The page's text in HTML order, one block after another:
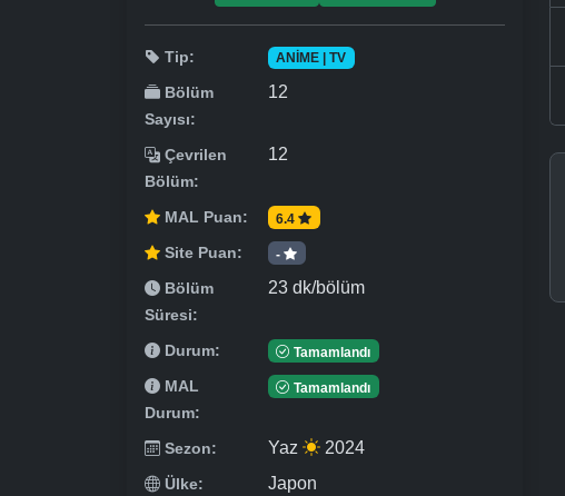
Tip: ANIME | TV
Bölüm
Sayısı:
12
Çevrilen
Bölüm:
12
MAL Puan: 6.4
Site Puan: -
Bölüm
Süresi:
23 dk/bölüm
Durum: Tamamlandı
MAL
Durum:
Tamamlandı
Sezon: Yaz 2024
Ülke: Japon